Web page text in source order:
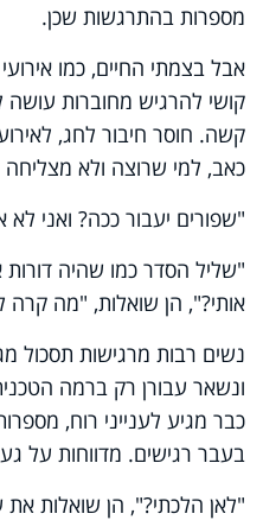
מספרות בהתרגשות שכן.
אבל בצמתי החיים, כמו
קושי להרגיש מחוברות עושה
קשה. חוסר חיבור לחג,
כאב, למי שרוצה ולא
"שפורים יעבור ככה? ואני
"שליל הסדר כמו שהיה
אותי?", הן שואלות, "מה קרה
נשים רבות מרגישות תסכול
ונשאר עבורן רק ברמה
כבר מגיע לענייני רוח,
בעבר רגישים. מדווחות על
"לאן הלכתי?", הן שואלות את